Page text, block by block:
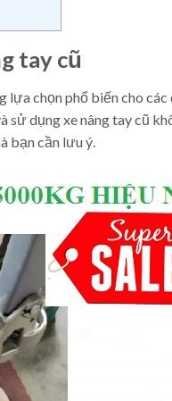
tay cũ
lựa chọn phổ biến cho
sử dụng xe nâng tay cũ
bạn cần lưu ý.